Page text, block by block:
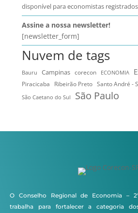
disponível para economistas registrados
Assine a nossa newsletter!
[newsletter_form]
Nuvem de tags
Bauru Campinas corecon ECONOMIA
Piracicaba Ribeirão Preto Santo André -
São Caetano do Sul
São Paulo
O Conselho Regional de Economia –
trabalha para fortalecer a categoria